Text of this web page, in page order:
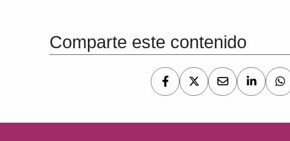
Comparte este contenido